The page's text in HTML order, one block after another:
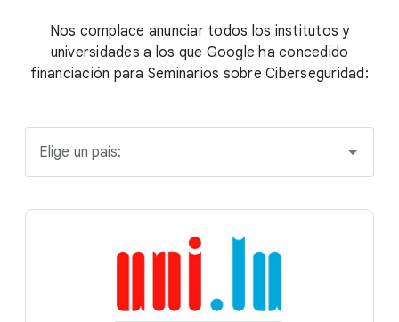
Nos complace anunciar todos los institutos y
universidades a los que Google ha concedido
financiación para Seminarios sobre Ciberseguridad:
Elige un país: